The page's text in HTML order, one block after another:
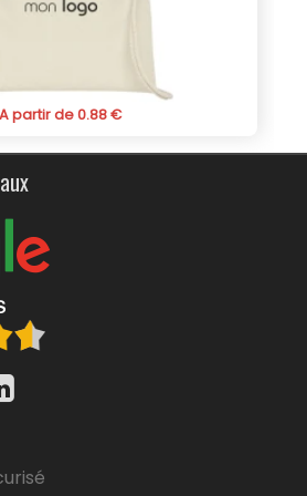
de 0.88 €